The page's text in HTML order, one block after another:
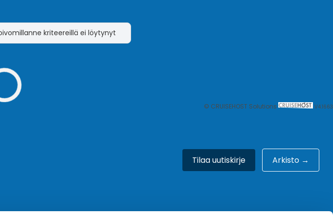
kriteereillä ei löytynyt
© CRUISEHOST Solutions V4.1663
Tilaa uutiskirje Arkisto →
Meistä